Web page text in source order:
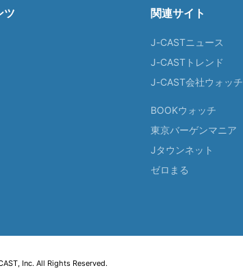
ツ 関連サイト
J-CASTニュース
J-CASTトレンド
J-CAST会社ウォッチ
BOOKウォッチ
東京バーゲンマニア
Jタウンネット
ゼロまる
Inc. All Rights Reserved.